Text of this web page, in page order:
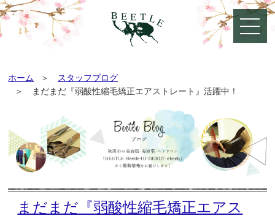
ホーム
スタッフブログ
まだまだ『弱酸性縮毛矯正エアストレート』活躍中！
まだまだ『弱酸性縮毛矯正エアス